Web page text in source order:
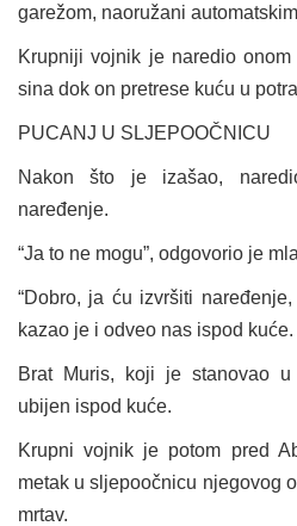
garežom, naoružani
Krupniji vojnik je naredio
sina dok on pretrese kuću u
PUCANJ U SLJEPOOČNICU
Nakon što je izašao,
naređenje.
“Ja to ne mogu”, odgovorio je
“Dobro, ja ću izvršiti
kazao je i odveo nas ispod kuće.
Brat Muris, koji je stanovao
ubijen ispod kuće.
Krupni vojnik je potom pred
metak u sljepoočnicu njegovog
mrtav.